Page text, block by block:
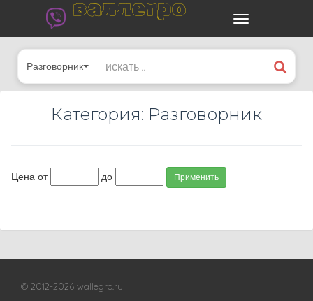
валлегро
Разговорник
Категория: Разговорник
Цена от до Применить
© 2012-2026 wallegro.ru